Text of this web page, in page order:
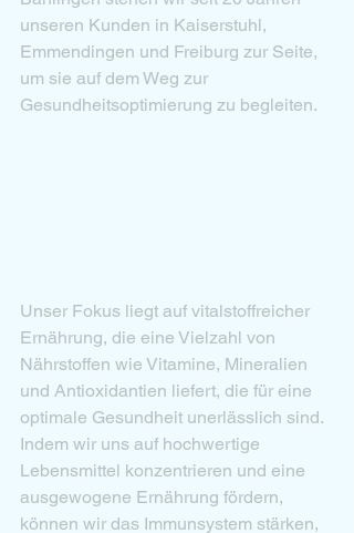
unseren Kunden in Kaiserstuhl,
Emmendingen und Freiburg zur Seite,
um sie auf dem Weg zur
Gesundheitsoptimierung zu begleiten.
Unser Fokus liegt auf vitalstoffreicher
Ernährung, die eine Vielzahl von
Nährstoffen wie Vitamine, Mineralien
und Antioxidantien liefert, die für eine
optimale Gesundheit unerlässlich sind.
Indem wir uns auf hochwertige
Lebensmittel konzentrieren und eine
ausgewogene Ernährung fördern,
können wir das Immunsystem stärken,